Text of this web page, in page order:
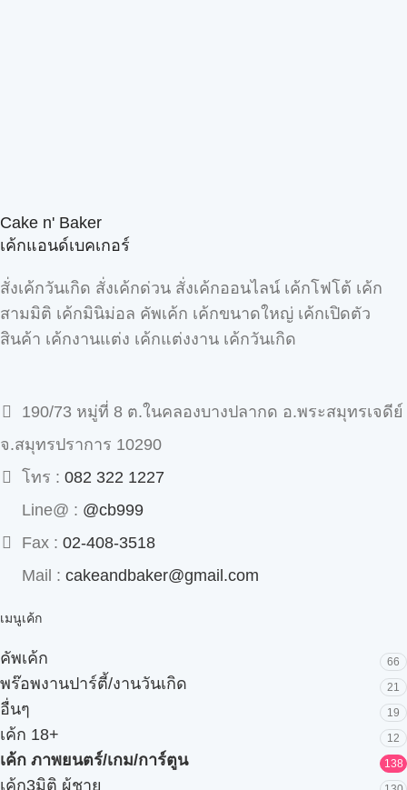
Cake n' Baker
เค้กแอนด์เบคเกอร์
สั่งเค้กวันเกิด สั่งเค้กด่วน สั่งเค้กออนไลน์ เค้กโฟโต้ เค้ก
สามมิติ เค้กมินิม่อล คัพเค้ก เค้กขนาดใหญ่ เค้กเปิดตัว
สินค้า เค้กงานแต่ง เค้กแต่งงาน เค้กวันเกิด
190/73 หมู่ที่ 8 ต.ในคลองบางปลากด อ.พระสมุทรเจดีย์
จ.สมุทรปราการ 10290
โทร : 082 322 1227
Line@ : @cb999
Fax : 02-408-3518
Mail : cakeandbaker@gmail.com
เมนูเค้ก
คัพเค้ก 66
พร๊อพงานปาร์ตี้/งานวันเกิด 21
อื่นๆ 19
เค้ก 18+ 12
เค้ก ภาพยนตร์/เกม/การ์ตูน 138
เค้ก3มิติ ผู้ชาย